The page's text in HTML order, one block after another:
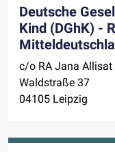
Deutsche
Kind (DGhK) -
c/o RA Jana Allisat
Waldstraße 37
04105 Leipzig